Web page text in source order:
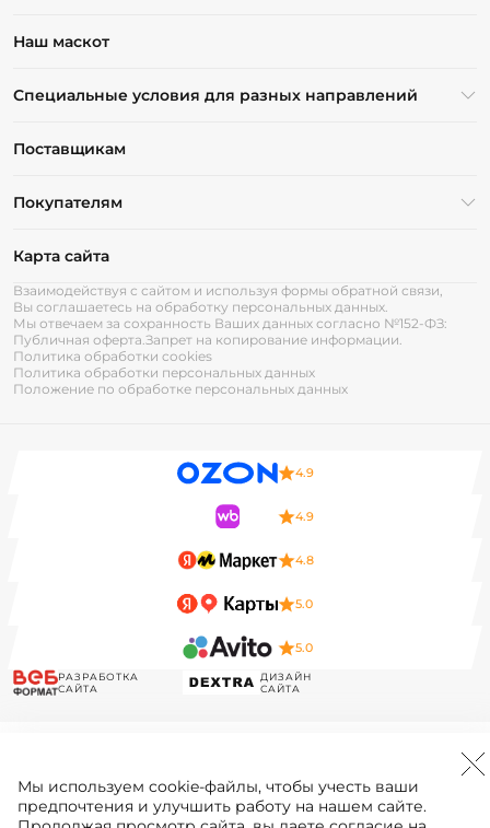
Наш маскот
Специальные условия для разных направлений
Поставщикам
Покупателям
Карта сайта
Взаимодействуя с сайтом и используя формы обратной связи,
Вы соглашаетесь на обработку персональных данных.
Мы отвечаем за сохранность Ваших данных согласно №152-ФЗ:
Публичная оферта.Запрет на копирование информации.
Политика обработки cookies
Политика обработки персональных данных
Положение по обработке персональных данных
4.9
4.9
4.8
5.0
5.0
РАЗРАБОТКА
САЙТА
ДИЗАЙН
САЙТА
Мы используем cookie-файлы, чтобы учесть ваши
предпочтения и улучшить работу на нашем сайте.